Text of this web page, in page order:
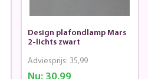
Design plafondlamp Mars
2-lichts zwart
Adviesprijs: 35,99